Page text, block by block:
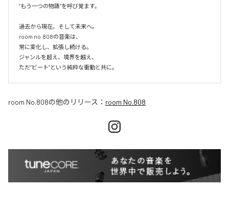
“もう一つの物語”を呼び覚ます。
過去から現在、そして未来へ。
room no.808の音楽は、
常に変化し、拡張し続ける。
ジャンルを超え、境界を越え、
room No.808の他のリリース： room No.808